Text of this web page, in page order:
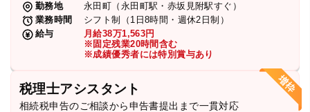
勤務地
永田町（永田町駅・赤坂見附駅すぐ）
業務時間
シフト制（1日8時間・週休2日制）
給与
月給38万1,563円
※固定残業20時間含む
※成績優秀者には特別賞与あり
税理士アシスタント
相続税申告のご相談から申告書提出まで一貫対応
相談先情報サイト
プライバシーポリシー